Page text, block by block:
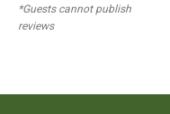
*Guests cannot publish
reviews